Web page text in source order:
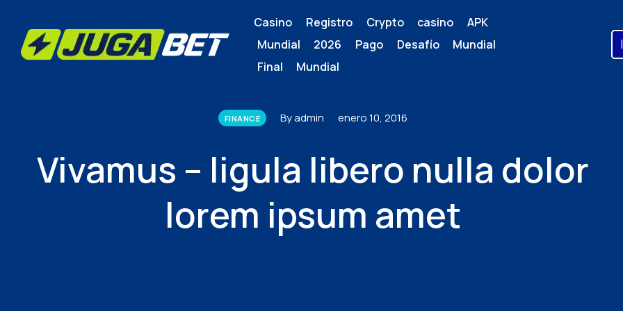
Casino Registro Crypto casino
APK
Mundial 2026
Pago
Desafío Mundial
Final Mundial
FINANCE By admin enero 10, 2016
Vivamus – ligula libero nulla dolor
lorem ipsum amet